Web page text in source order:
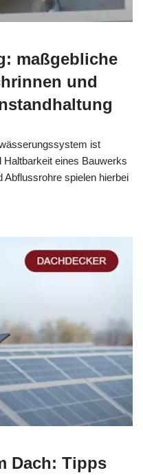
maßgebliche
und
ist
Haltbarkeit eines Bauwerks
Abflussrohre spielen hierbei
Dach: Tipps